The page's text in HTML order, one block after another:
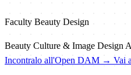
Faculty Beauty Design
Beauty Culture & Image Design
Incontralo all'Open DAM → Vai